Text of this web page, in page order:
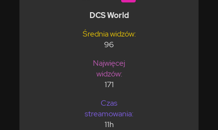
DCS World
Średnia widzów:
96
Najwięcej
widzów:
171
Czas
streamowania:
11h